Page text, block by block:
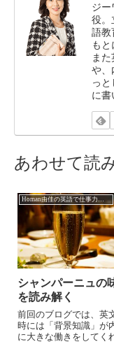
ジー
役。
語教
もと
ま
や、
っ
に書
あわせて読
Homan由佳の英語で仕事力アップ
シャンパーニュの
を読み解く
前回のブログでは、英
時には「背景知識」が
に大きな働きをしてく